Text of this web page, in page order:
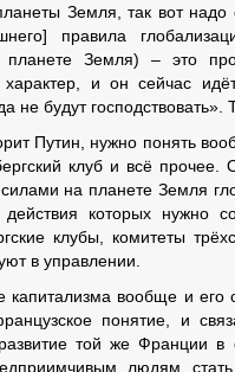
Земля, так вот
правила
планете Земля) – это
характер, и он сейчас
не будут господствовать».
Путин, нужно понять
клуб и всё
на планете Земля
которых нужно
клубы, комитеты
в управлении.
капитализма вообще и
понятие, и
той же Франции
людям